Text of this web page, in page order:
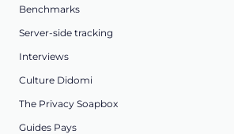
Benchmarks
Server-side tracking
Interviews
Culture Didomi
The Privacy Soapbox
Guides Pays